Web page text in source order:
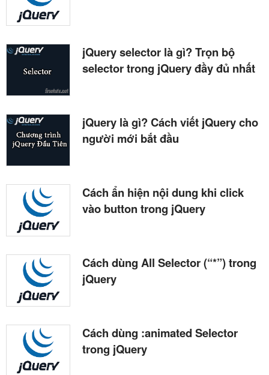
jQuery selector là gì? Trọn bộ
selector trong jQuery đầy đủ nhất
jQuery là gì? Cách viết jQuery cho
người mới bắt đầu
Cách ẩn hiện nội dung khi click
vào button trong jQuery
Cách dùng All Selector (“*”) trong
jQuery
Cách dùng :animated Selector
trong jQuery